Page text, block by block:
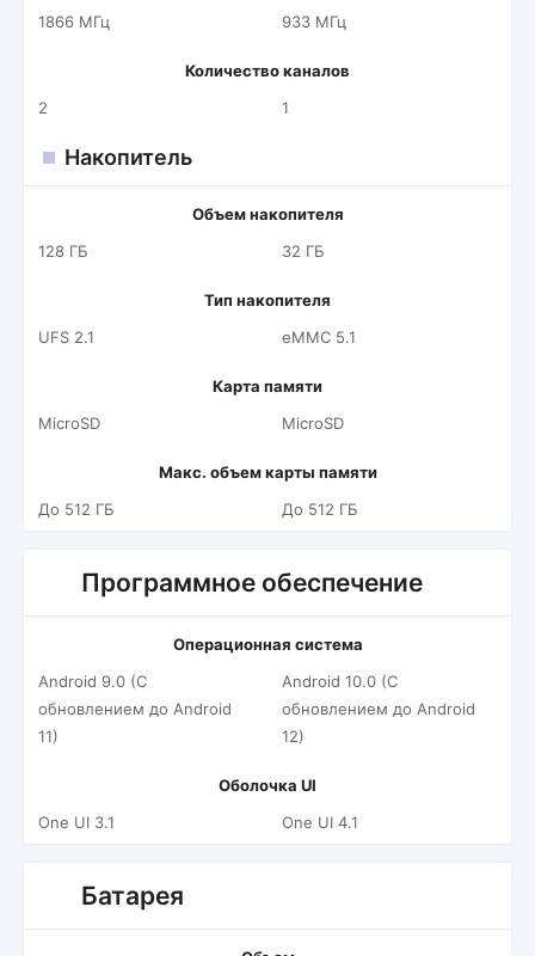
1866 МГц
933 МГц
Количество каналов
2
1
Накопитель
Объем накопителя
128 ГБ
32 ГБ
Тип накопителя
UFS 2.1
eMMC 5.1
Карта памяти
MicroSD
MicroSD
Макс. объем карты памяти
До 512 ГБ
До 512 ГБ
Программное обеспечение
Операционная система
Android 9.0 (С
обновлением до Android
11)
Android 10.0 (С
обновлением до Android
12)
Оболочка UI
One UI 3.1
One UI 4.1
Батарея